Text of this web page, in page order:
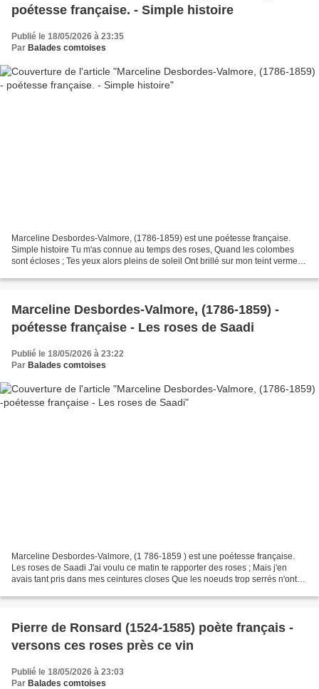
poétesse française. -​​​​​​​ Simple histoire
Publié le 18/05/2026 à 23:35
Par Balades comtoises
Marceline Desbordes-Valmore, (1786-1859) est une poétesse française.
Simple histoire Tu m'as connue au temps des roses, Quand les colombes
sont écloses ; Tes yeux alors pleins de soleil Ont brillé sur mon teint vermeil.
Marceline Desbordes-Valmore, (1786-1859) -
poétesse française - Les roses de Saadi
Publié le 18/05/2026 à 23:22
Par Balades comtoises
Marceline Desbordes-Valmore, (1 786-1859 ) est une poétesse française.
Les roses de Saadi J'ai voulu ce matin te rapporter des roses ; Mais j'en
avais tant pris dans mes ceintures closes Que les noeuds trop serrés n'ont
Pierre de Ronsard (1524-1585) poète français -
versons ces roses près ce vin
Publié le 18/05/2026 à 23:03
Par Balades comtoises